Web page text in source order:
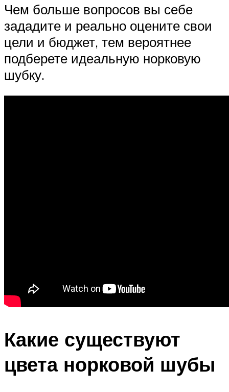
Чем больше вопросов вы себе
зададите и реально оцените свои
цели и бюджет, тем вероятнее
подберете идеальную норковую
шубку.
Какие существуют
цвета норковой шубы